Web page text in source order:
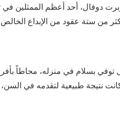
دوفال، أحد أعظم الممثلين في
بسلام في منزله، محاطاً
نتيجة طبيعية لتقدمه في السن،